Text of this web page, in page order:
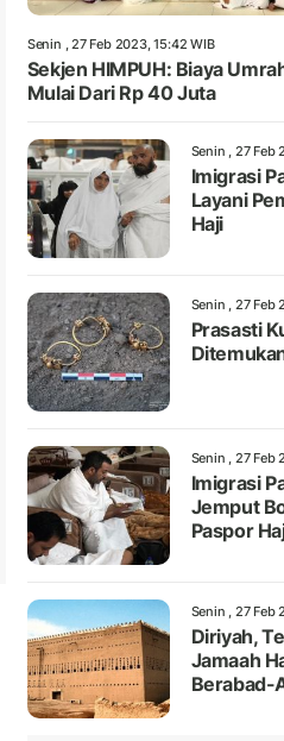
Senin , 27 Feb 2023, 15:42 WIB
Sekjen HIMPUH: Biaya
Mulai Dari Rp 40 Juta
Senin , 27 Feb
Imigrasi
Layani
Haji
Senin , 27 Feb
Prasasti
Senin , 27 Feb
Imigrasi
Jemput
Paspor
Senin , 27 Feb
Diriyah,
Jamaah
Berabad-